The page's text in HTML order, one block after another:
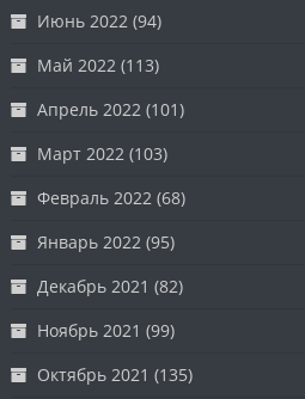
Июнь 2022 (94)
Май 2022 (113)
Апрель 2022 (101)
Март 2022 (103)
Февраль 2022 (68)
Январь 2022 (95)
Декабрь 2021 (82)
Ноябрь 2021 (99)
Октябрь 2021 (135)